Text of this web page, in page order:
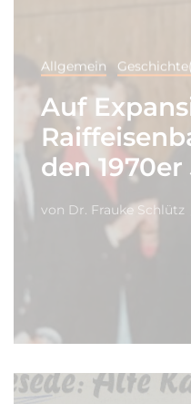
Allgemein
Auf
den
von Dr. Frauke Schlütz